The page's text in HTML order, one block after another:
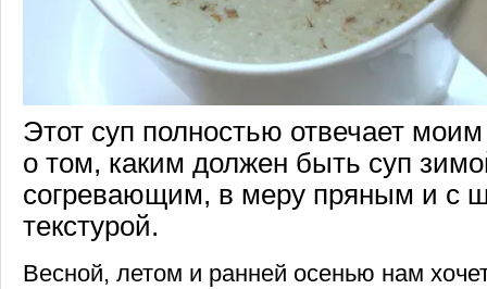
Этот суп полностью отвечает
о том, каким должен быть суп
согревающим, в меру пряным и с
текстурой.
Весной, летом и ранней осенью нам